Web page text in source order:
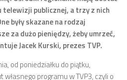
publicznej, a trzy z nich
były skazane na rodzaj
za dużo pieniędzy, żeby umrzeć,
Jacek Kurski, prezes TVP.
od poniedziałku do piątku,
programu w TVP3, czyli o